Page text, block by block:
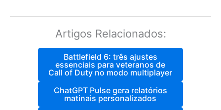
Artigos Relacionados:
Battlefield 6: três ajustes
essenciais para veteranos de
Call of Duty no modo multiplayer
ChatGPT Pulse gera relatórios
matinais personalizados